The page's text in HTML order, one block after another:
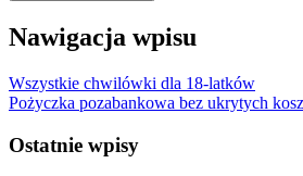
Nawigacja wpisu
Wszystkie chwilówki dla 18-latków
Pożyczka pozabankowa bez ukrytych
Ostatnie wpisy